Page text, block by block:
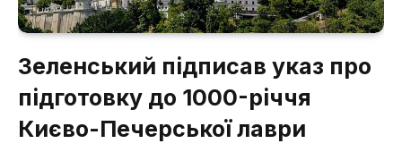
Зеленський підписав указ про
підготовку до 1000-річчя
Києво-Печерської лаври